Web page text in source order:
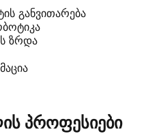
განვითარება
ზრდა
პროფესიები